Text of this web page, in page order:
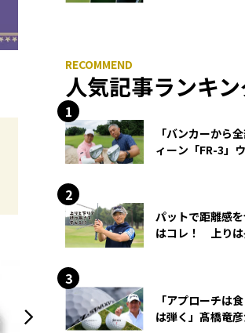
人気記事ランキ
「バンカーから
ィーン「FR-3」
パットで距離感
はコレ！ 上りは
「アプローチは
は弾く」髙橋竜